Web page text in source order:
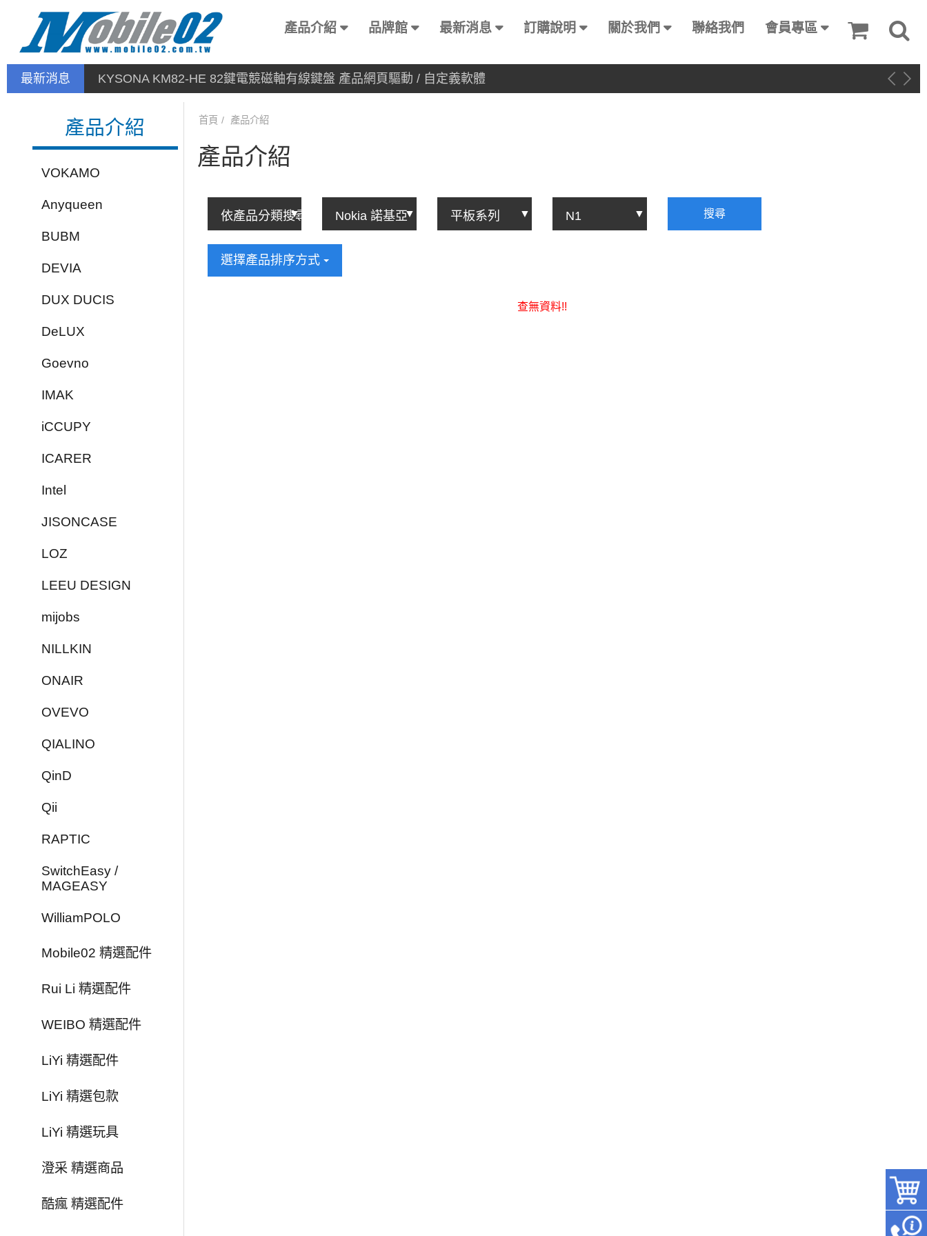
產品介紹 品牌館 最新消息 訂購說明 關於我們 聯絡我們 會員專區
最新消息 KYSONA KM82-HE 82鍵電競磁軸有線鍵盤 產品網頁驅動 / 自定義軟體
產品介紹
VOKAMO
Anyqueen
BUBM
DEVIA
DUX DUCIS
DeLUX
Goevno
IMAK
iCCUPY
ICARER
Intel
JISONCASE
LOZ
LEEU DESIGN
mijobs
NILLKIN
ONAIR
OVEVO
QIALINO
QinD
Qii
RAPTIC
SwitchEasy /
MAGEASY
WilliamPOLO
Mobile02 精選配件
Rui Li 精選配件
WEIBO 精選配件
LiYi 精選配件
LiYi 精選包款
LiYi 精選玩具
澄采 精選商品
酷瘋 精選配件
首頁 產品介紹
產品介紹
搜尋
選擇產品排序方式
查無資料!!